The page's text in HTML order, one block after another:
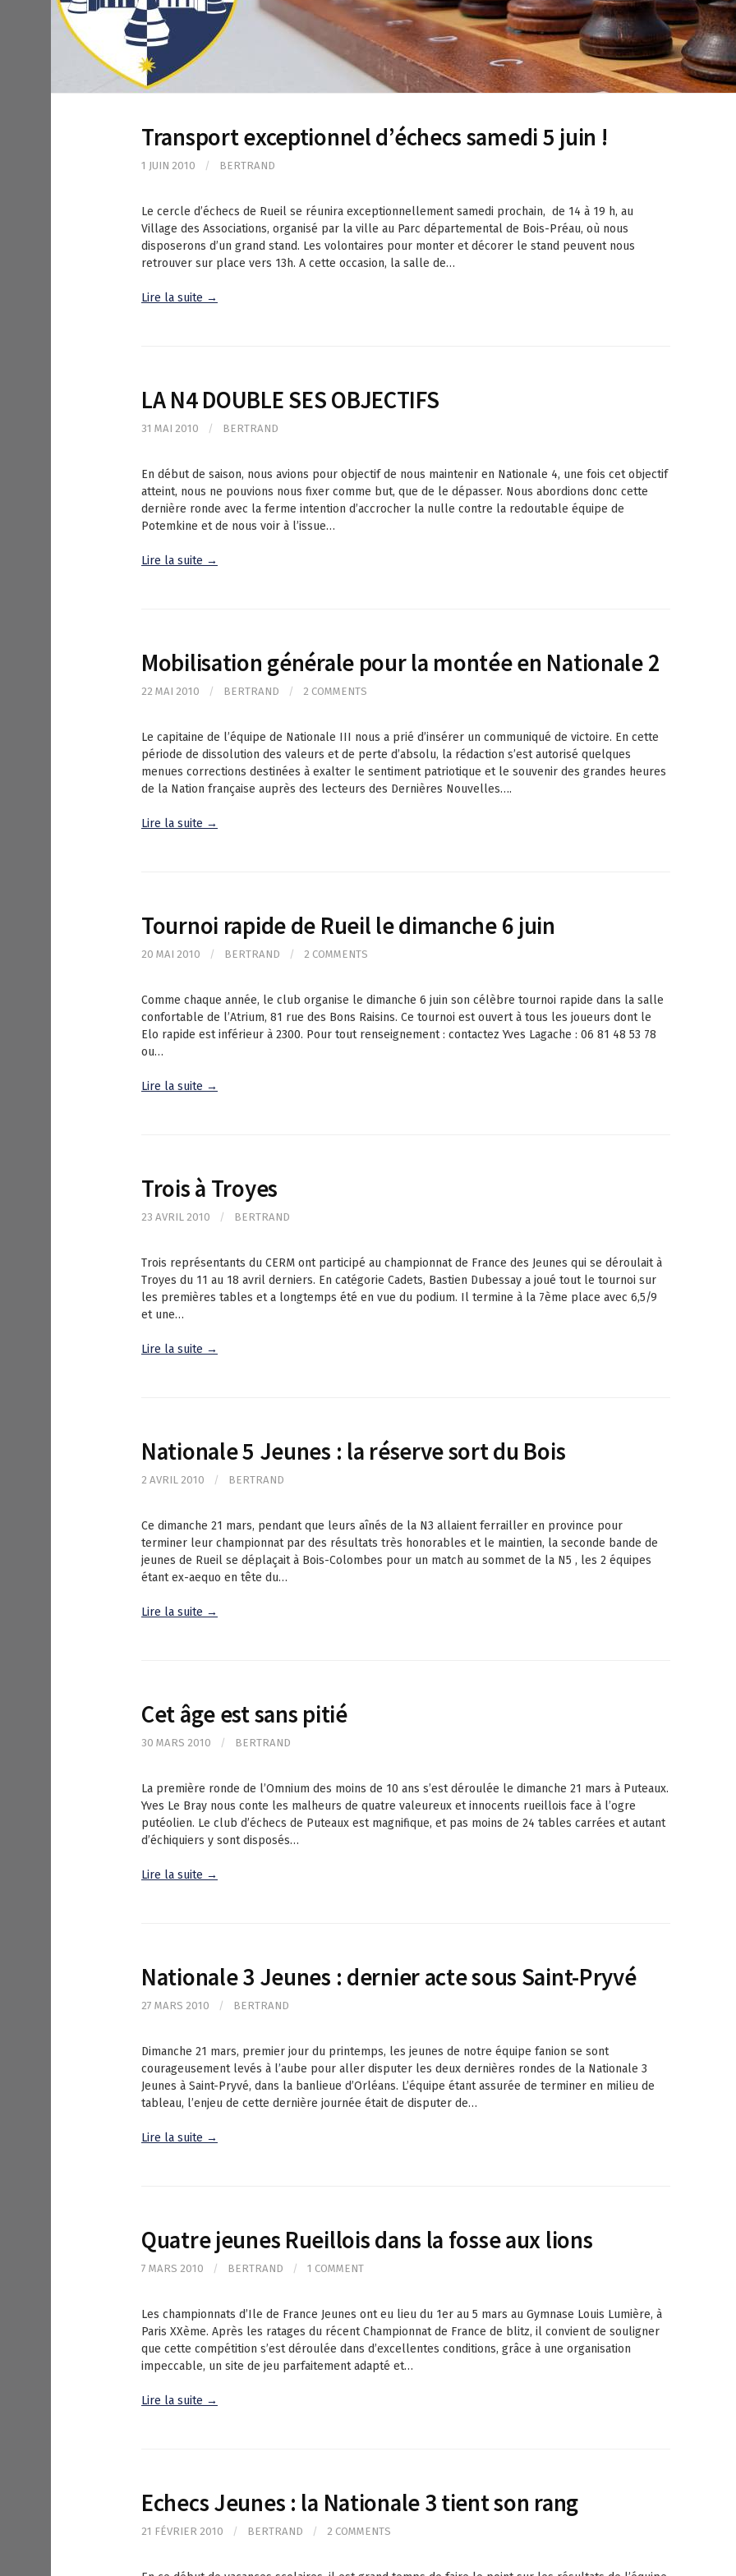
Transport exceptionnel d’échecs samedi 5 juin !
1 JUIN 2010 / BERTRAND
Le cercle d’échecs de Rueil se réunira exceptionnellement samedi prochain, de 14 à 19 h, au
Village des Associations, organisé par la ville au Parc départemental de Bois-Préau, où nous
disposerons d’un grand stand. Les volontaires pour monter et décorer le stand peuvent nous
retrouver sur place vers 13h. A cette occasion, la salle de…
Lire la suite →
LA N4 DOUBLE SES OBJECTIFS
31 MAI 2010 / BERTRAND
En début de saison, nous avions pour objectif de nous maintenir en Nationale 4, une fois cet objectif
atteint, nous ne pouvions nous fixer comme but, que de le dépasser. Nous abordions donc cette
dernière ronde avec la ferme intention d’accrocher la nulle contre la redoutable équipe de
Potemkine et de nous voir à l’issue…
Lire la suite →
Mobilisation générale pour la montée en Nationale 2
22 MAI 2010 / BERTRAND / 2 COMMENTS
Le capitaine de l’équipe de Nationale III nous a prié d’insérer un communiqué de victoire. En cette
période de dissolution des valeurs et de perte d’absolu, la rédaction s’est autorisé quelques
menues corrections destinées à exalter le sentiment patriotique et le souvenir des grandes heures
de la Nation française auprès des lecteurs des Dernières Nouvelles….
Lire la suite →
Tournoi rapide de Rueil le dimanche 6 juin
20 MAI 2010 / BERTRAND / 2 COMMENTS
Comme chaque année, le club organise le dimanche 6 juin son célèbre tournoi rapide dans la salle
confortable de l’Atrium, 81 rue des Bons Raisins. Ce tournoi est ouvert à tous les joueurs dont le
Elo rapide est inférieur à 2300. Pour tout renseignement : contactez Yves Lagache : 06 81 48 53 78
ou…
Lire la suite →
Trois à Troyes
23 AVRIL 2010 / BERTRAND
Trois représentants du CERM ont participé au championnat de France des Jeunes qui se déroulait à
Troyes du 11 au 18 avril derniers. En catégorie Cadets, Bastien Dubessay a joué tout le tournoi sur
les premières tables et a longtemps été en vue du podium. Il termine à la 7ème place avec 6,5/9
et une…
Lire la suite →
Nationale 5 Jeunes : la réserve sort du Bois
2 AVRIL 2010 / BERTRAND
Ce dimanche 21 mars, pendant que leurs aînés de la N3 allaient ferrailler en province pour
terminer leur championnat par des résultats très honorables et le maintien, la seconde bande de
jeunes de Rueil se déplaçait à Bois-Colombes pour un match au sommet de la N5 , les 2 équipes
étant ex-aequo en tête du…
Lire la suite →
Cet âge est sans pitié
30 MARS 2010 / BERTRAND
La première ronde de l’Omnium des moins de 10 ans s’est déroulée le dimanche 21 mars à Puteaux.
Yves Le Bray nous conte les malheurs de quatre valeureux et innocents rueillois face à l’ogre
putéolien. Le club d’échecs de Puteaux est magnifique, et pas moins de 24 tables carrées et autant
d’échiquiers y sont disposés…
Lire la suite →
Nationale 3 Jeunes : dernier acte sous Saint-Pryvé
27 MARS 2010 / BERTRAND
Dimanche 21 mars, premier jour du printemps, les jeunes de notre équipe fanion se sont
courageusement levés à l’aube pour aller disputer les deux dernières rondes de la Nationale 3
Jeunes à Saint-Pryvé, dans la banlieue d’Orléans. L’équipe étant assurée de terminer en milieu de
tableau, l’enjeu de cette dernière journée était de disputer de…
Lire la suite →
Quatre jeunes Rueillois dans la fosse aux lions
7 MARS 2010 / BERTRAND / 1 COMMENT
Les championnats d’Ile de France Jeunes ont eu lieu du 1er au 5 mars au Gymnase Louis Lumière, à
Paris XXème. Après les ratages du récent Championnat de France de blitz, il convient de souligner
que cette compétition s’est déroulée dans d’excellentes conditions, grâce à une organisation
impeccable, un site de jeu parfaitement adapté et…
Lire la suite →
Echecs Jeunes : la Nationale 3 tient son rang
21 FÉVRIER 2010 / BERTRAND / 2 COMMENTS